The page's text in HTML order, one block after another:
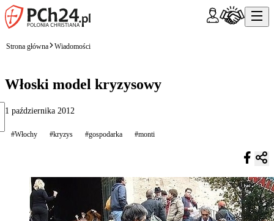
Strona główna Wiadomości
Włoski model kryzysowy
1 października 2012
#Włochy #kryzys #gospodarka #monti